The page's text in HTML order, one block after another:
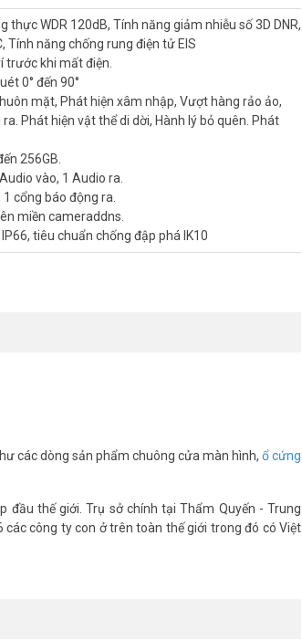
hệ Hotline 1900.9259 để được hỗ trợ ưu đãi tốt nhất.
thực WDR 120dB, Tính năng giảm nhiễu số 3D DNR,
Tính năng chống rung điện tử EIS
trước khi mất điện.
0° đến 90°
mặt, Phát hiện xâm nhập, Vượt hàng rảo ảo,
Phát hiện vật thể di dời, Hành lý bỏ quên. Phát
256GB.
vào, 1 Audio ra.
cổng báo động ra.
miền cameraddns.
tiêu chuẩn chống đập phá IK10
các dòng sản phẩm chuông cửa màn hình, ổ cứng
đầu thế giới. Trụ sở chính tại Thẩm Quyến - Trung
công ty con ở trên toàn thế giới trong đó có Việt